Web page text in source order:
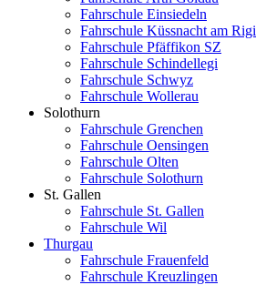
Fahrschule Einsiedeln
Fahrschule Küssnacht am Rigi
Fahrschule Pfäffikon SZ
Fahrschule Schindellegi
Fahrschule Schwyz
Fahrschule Wollerau
Solothurn
Fahrschule Grenchen
Fahrschule Oensingen
Fahrschule Olten
Fahrschule Solothurn
St. Gallen
Fahrschule St. Gallen
Fahrschule Wil
Thurgau
Fahrschule Frauenfeld
Fahrschule Kreuzlingen